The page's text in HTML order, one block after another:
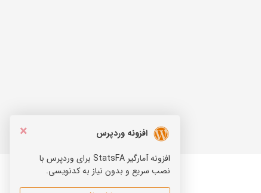
×
افزونه وردپرس
افزونه آمارگیر StatsFA برای وردپرس با
نصب سریع و بدون نیاز به کدنویسی.